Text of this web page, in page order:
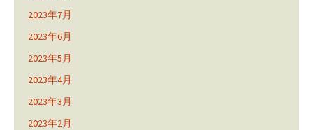
2023年7月
2023年6月
2023年5月
2023年4月
2023年3月
2023年2月